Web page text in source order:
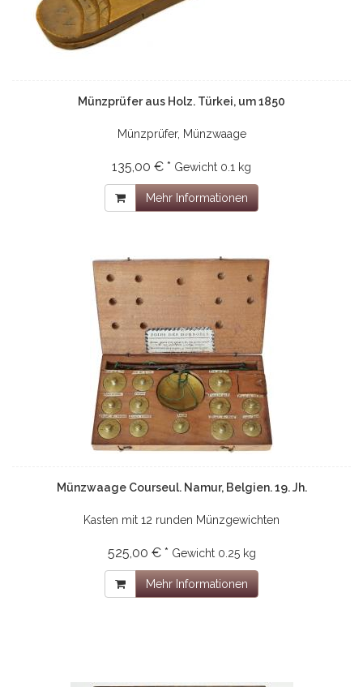
Münzprüfer aus Holz. Türkei, um 1850
Münzprüfer, Münzwaage
135,00 € * Gewicht 0.1 kg
Mehr Informationen
Münzwaage Courseul. Namur, Belgien. 19. Jh.
Kasten mit 12 runden Münzgewichten
525,00 € * Gewicht 0.25 kg
Mehr Informationen